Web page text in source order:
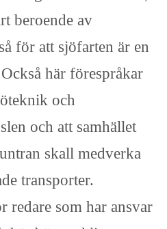
beroende av
för att sjöfarten är en
här förespråkar
och
och att samhället
skall medverka
transporter.
redare som har ansvar